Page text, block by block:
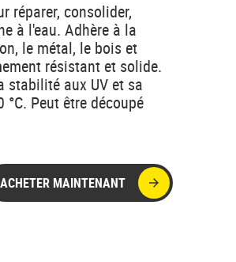
réparer, consolider,
à l'eau. Adhère à la
le métal, le bois et
résistant et solide.
stabilité aux UV et sa
Peut être découpé
ACHETER MAINTENANT